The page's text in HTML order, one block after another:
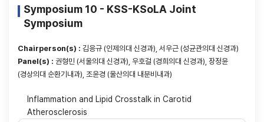
Symposium 10 - KSS-KSoLA Joint
Symposium
Chairperson(s) : 김응규 (인제의대 신경과), 서우근 (성균관의대 신경과)
Panel(s) : 권형민 (서울의대 신경과), 우호걸 (경희의대 신경과), 장정윤
(경상의대 순환기내과), 조윤경 (울산의대 내분비내과)
Inflammation and Lipid Crosstalk in Carotid
Atherosclerosis